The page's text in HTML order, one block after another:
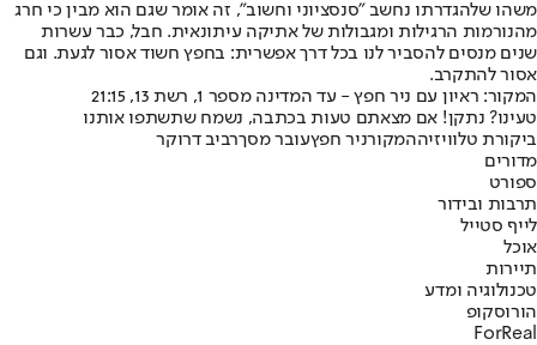
משהו שלהגדרתו נחשב "סנסציוני וחשוב", זה אומר שגם הוא מבין כי חרג
מהנורמות הרגילות ומגבולות של אתיקה עיתונאית. חבל, כבר עשרות
שנים מנסים להסביר לנו בכל דרך אפשרית: בחפץ חשוד אסור לגעת. וגם
אסור להתקרב.
המקור: ראיון עם ניר חפץ - עד המדינה מספר 1, רשת 13, 21:15
טעינו? נתקן! אם מצאתם טעות בכתבה, נשמח שתשתפו אותנו
ביקורת טלוויזיההמקורניר חפץעובר מסךרביב דרוקר
מדורים
ספורט
תרבות ובידור
לייף סטייל
אוכל
תיירות
טכנולוגיה ומדע
הורוסקופ
ForReal